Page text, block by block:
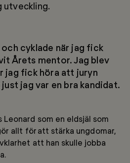
utveckling.
cyklade när jag fick
Årets mentor. Jag blev
jag fick höra att juryn
jag var en bra kandidat.
Leonard som en eldsjäl som
allt för att stärka ungdomar,
att han skulle jobba